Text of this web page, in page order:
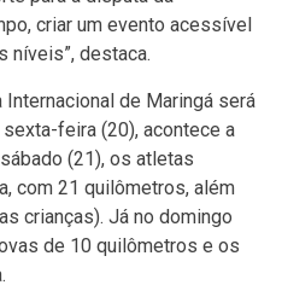
criar um evento acessível
níveis”, destaca.
de Maringá será
feira (20), acontece a
(21), os atletas
com 21 quilômetros, além
crianças). Já no domingo
de 10 quilômetros e os